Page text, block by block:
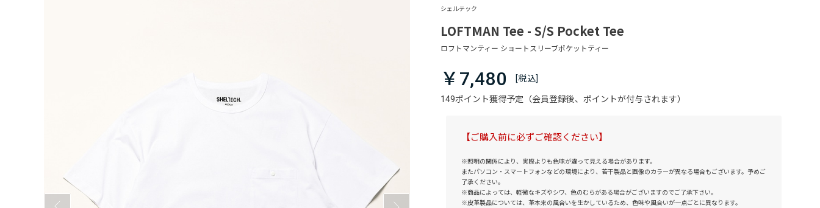
LOFTMAN Tee - S/S Pocket Tee
149ポイント獲得予定（会員登録後、ポイントが付与されます）
￥7,480
【ご購入前に必ずご確認ください】
※照明の関係により、実際よりも色味が違って見える場合があります。
またパソコン・スマートフォンなどの環境により、若干製品と画像のカラーが異なる場合もございます。予めご
了承ください。
※商品によっては、軽微なキズやシワ、色のむらがある場合がございますのでご了承下さい。
※皮革製品については、革本来の風合いを生かしているため、色味や風合いが一点ごとに異なります。